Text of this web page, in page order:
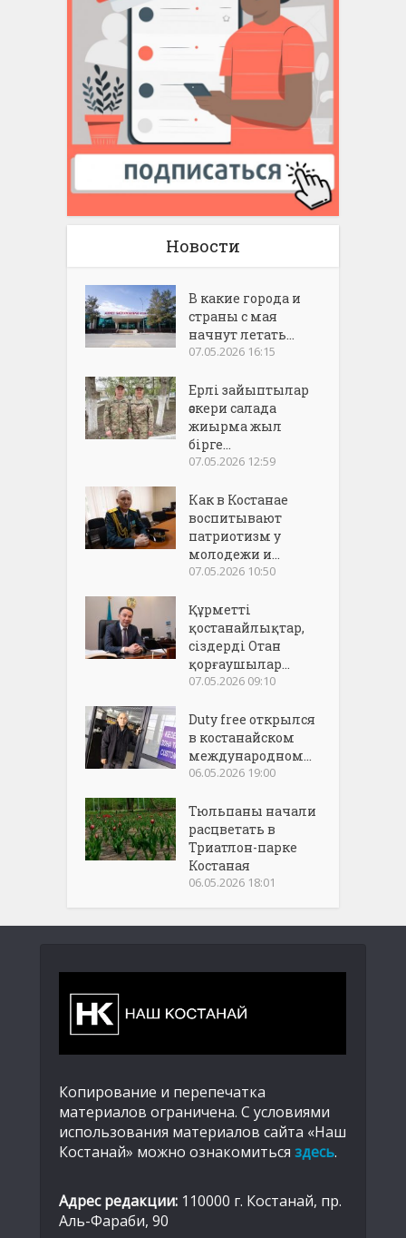
Новости
В какие города и
страны с мая
начнут летать...
07.05.2026 16:15
Ерлі зайыптылар
әскери салада
жиырма жыл
бірге...
07.05.2026 12:59
Как в Костанае
воспитывают
патриотизм у
молодежи и...
07.05.2026 10:50
Құрметті
қостанайлықтар,
сіздерді Отан
қорғаушылар...
07.05.2026 09:10
Duty free открылся
в костанайском
международном...
06.05.2026 19:00
Тюльпаны начали
расцветать в
Триатлон-парке
Костаная
06.05.2026 18:01
Копирование и перепечатка
материалов ограничена. С условиями
использования материалов сайта «Наш
Костанай» можно ознакомиться здесь.
Адрес редакции: 110000 г. Костанай, пр.
Аль-Фараби, 90